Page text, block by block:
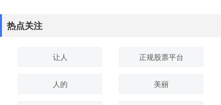
热点关注
让人 正规股票平台
人的 美丽